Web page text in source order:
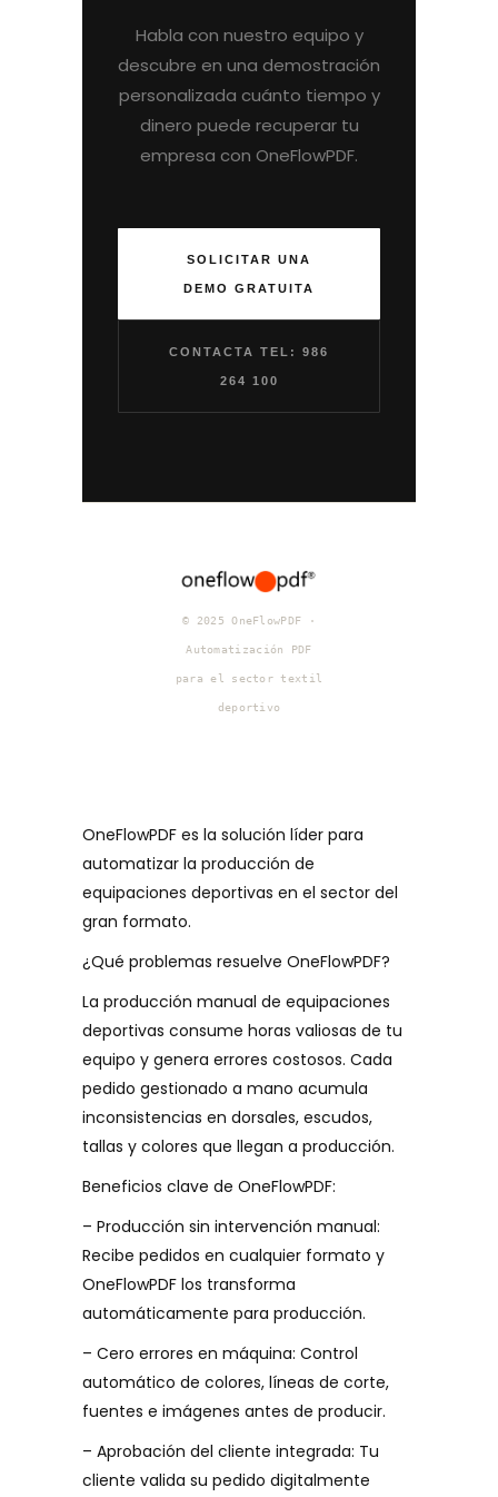
Habla con nuestro equipo y
descubre en una demostración
personalizada cuánto tiempo y
dinero puede recuperar tu
empresa con OneFlowPDF.
SOLICITAR UNA
DEMO GRATUITA
CONTACTA TEL: 986
264 100
© 2025 OneFlowPDF ·
Automatización PDF
para el sector textil
deportivo
OneFlowPDF es la solución líder para
automatizar la producción de
equipaciones deportivas en el sector del
gran formato.
¿Qué problemas resuelve OneFlowPDF?
La producción manual de equipaciones
deportivas consume horas valiosas de tu
equipo y genera errores costosos. Cada
pedido gestionado a mano acumula
inconsistencias en dorsales, escudos,
tallas y colores que llegan a producción.
Beneficios clave de OneFlowPDF:
– Producción sin intervención manual:
Recibe pedidos en cualquier formato y
OneFlowPDF los transforma
automáticamente para producción.
– Cero errores en máquina: Control
automático de colores, líneas de corte,
fuentes e imágenes antes de producir.
– Aprobación del cliente integrada: Tu
cliente valida su pedido digitalmente